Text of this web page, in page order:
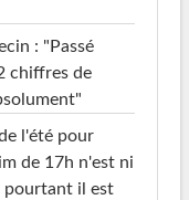
: "Passé
chiffres de
l'été pour
de 17h n'est ni
pourtant il est